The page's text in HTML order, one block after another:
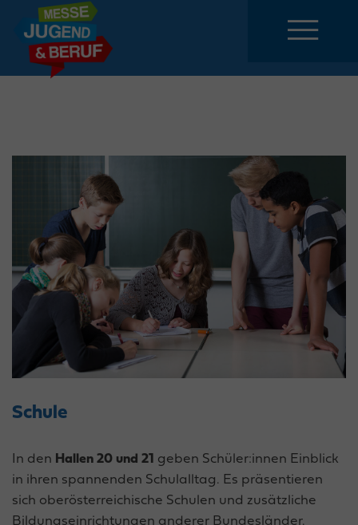
Schule
In den Hallen 20 und 21 geben Schüler:innen Einblick
in ihren spannenden Schulalltag. Es präsentieren
sich oberösterreichische Schulen und zusätzliche
Bildungseinrichtungen anderer Bundesländer.